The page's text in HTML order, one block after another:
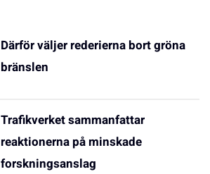
Därför väljer rederierna bort gröna
bränslen
Trafikverket sammanfattar
reaktionerna på minskade
forskningsanslag